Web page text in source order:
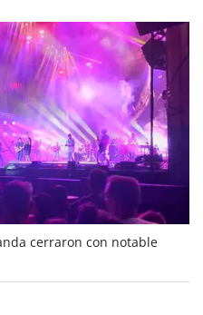
cerraron con notable